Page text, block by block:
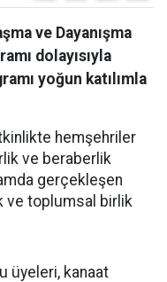
ve Dayanışma
dolayısıyla
yoğun katılımla
hemşehriler
ve beraberlik
gerçekleşen
ve toplumsal birlik
üyeleri, kanaat